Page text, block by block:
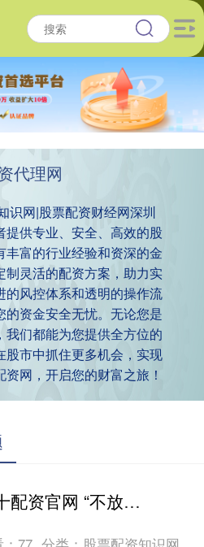
代理网
识网|股票配资财经网深圳
供专业、安全、高效的股
丰富的行业经验和资深的金
制灵活的配资方案，助力实
的风控体系和透明的操作流
资金安全无忧。无论您是
我们都能为您提供全方位的
股市中抓住更多机会，实现
网，开启您的财富之旅！
金十配资官网 “不放弃任何一个求助”——香港消防员的48小时火海奋战